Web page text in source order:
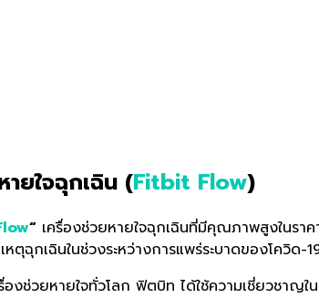
ยใจฉุกเฉิน (Fitbit Flow)
“ เครื่องช่วยหายใจฉุกเฉินที่มีคุณภาพสูงในรา
หตุฉุกเฉินในช่วงระหว่างการแพร่ระบาดของโควิด-
องช่วยหายใจทั่วโลก ฟิตบิท ได้ใช้ความเชี่ยวชาญ